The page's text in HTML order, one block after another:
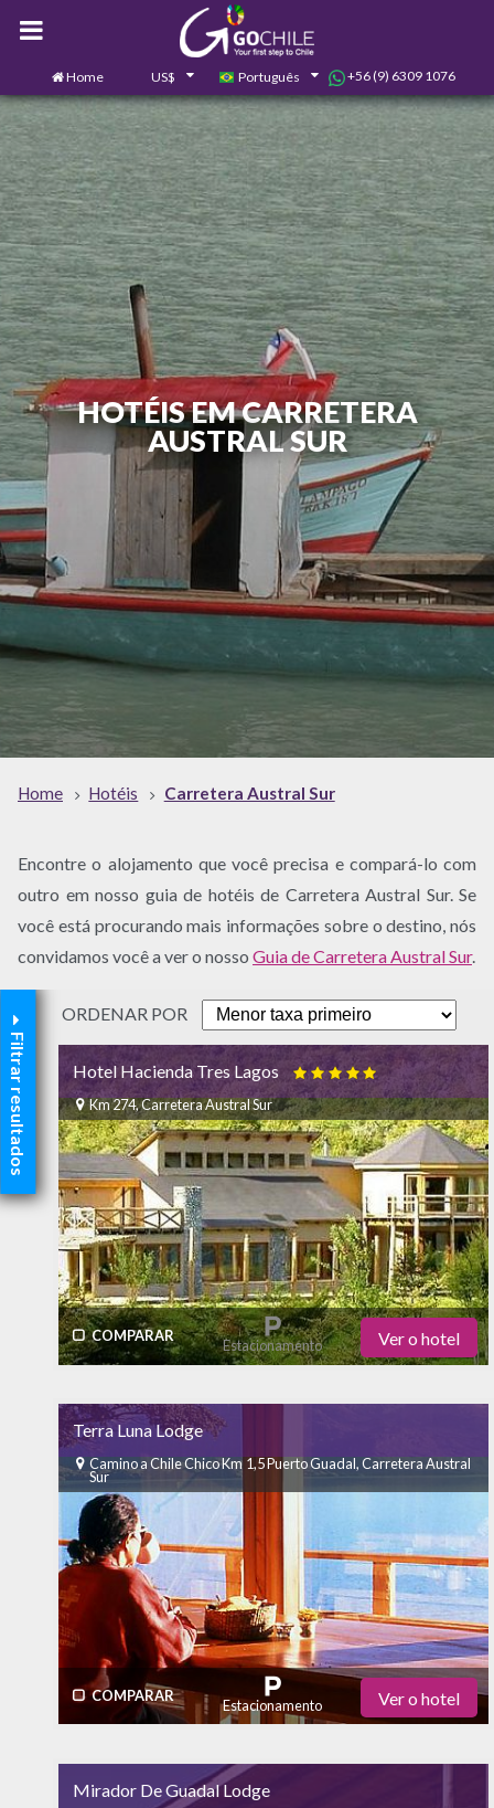
Home US$ Português +56 (9) 6309 1076
HOTÉIS EM CARRETERA
AUSTRAL SUR
Home Hotéis Carretera Austral Sur
Encontre o alojamento que você precisa e compará-lo com
outro em nosso guia de hotéis de Carretera Austral Sur. Se
você está procurando mais informações sobre o destino, nós
convidamos você a ver o nosso Guia de Carretera Austral Sur.
ORDENAR POR
Hotel Hacienda Tres Lagos 
Km 274, Carretera Austral Sur
COMPARAR
Estacionamento
Restaurante Academia de Ginástica Bar
Piscina Ar Condicionado SPA
Internet - Habitación Internet - Wi-Fi
Ver o hotel
Terra Luna Lodge
Camino a Chile Chico Km 1,5 Puerto Guadal, Carretera Austral
Sur
COMPARAR
Estacionamento
Restaurante Academia de Ginástica Bar
Ver o hotel
Mirador De Guadal Lodge
Filtrar resultados